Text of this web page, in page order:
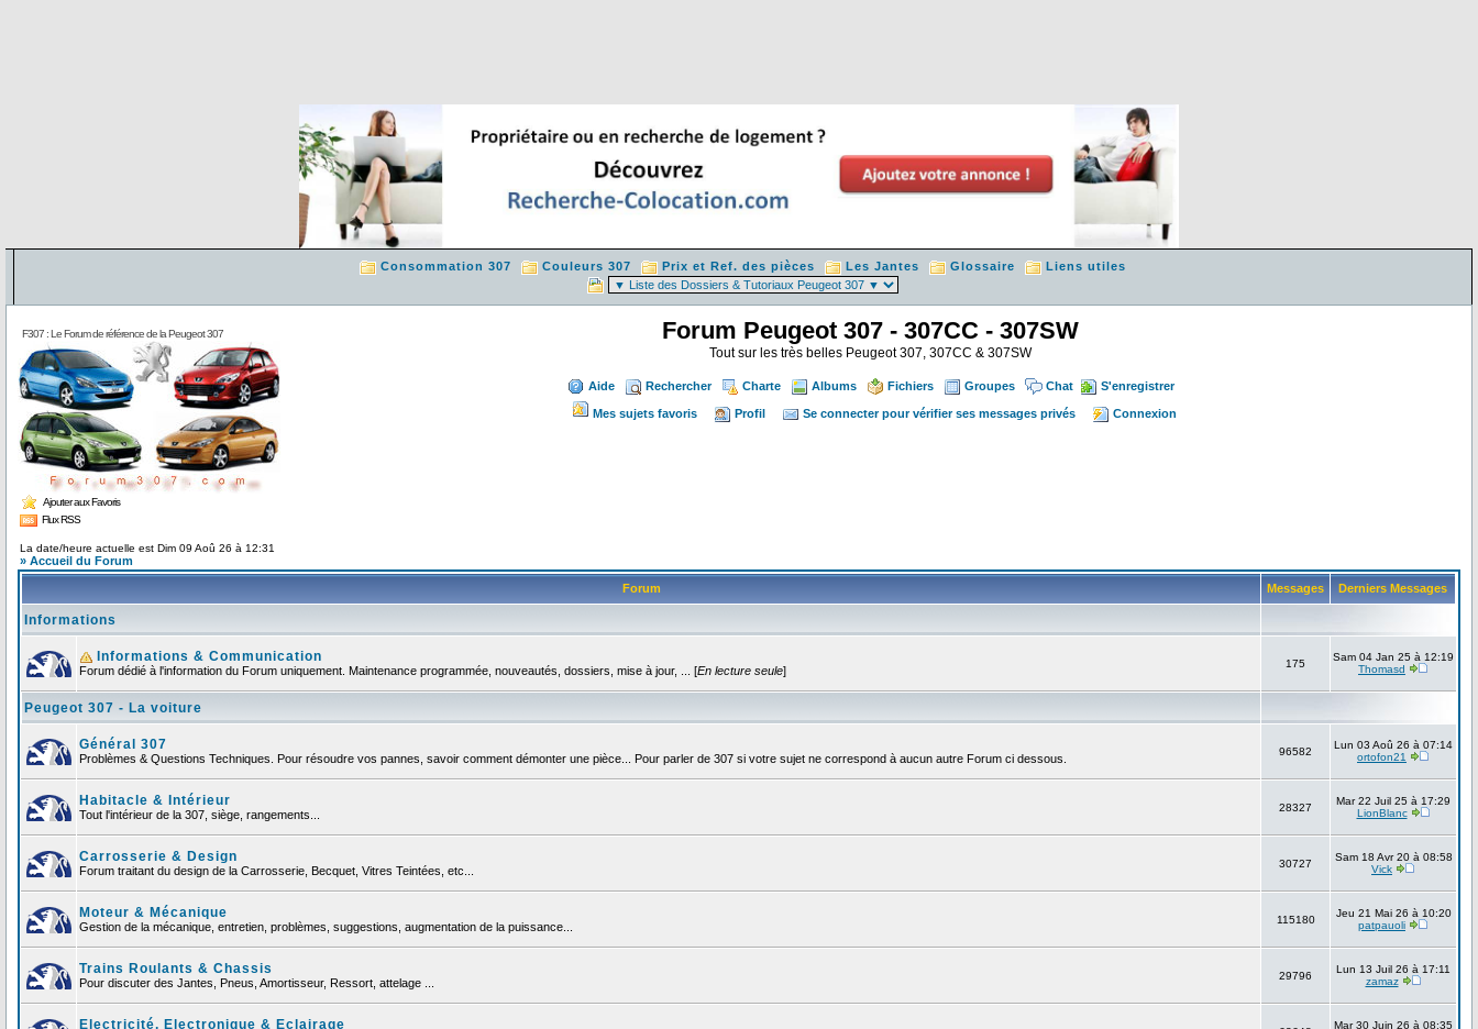
Consommation 307 Couleurs 307 Prix et Ref. des pièces Les Jantes Glossaire Liens utiles
F307 : Le Forum de référence de la Peugeot 307
Ajouter aux Favoris
Flux RSS
Forum Peugeot 307 - 307CC - 307SW
Tout sur les très belles Peugeot 307, 307CC & 307SW
Aide Rechercher Charte Albums Fichiers Groupes Chat S'enregistrer
Mes sujets favoris Profil Se connecter pour vérifier ses messages privés Connexion
La date/heure actuelle est Dim 09 Aoû 26 à 12:31
» Accueil du Forum
Forum Messages Derniers Messages
Informations
Informations & Communication
Forum dédié à l'information du Forum uniquement. Maintenance programmée, nouveautés, dossiers, mise à jour, ... [En lecture seule]
175
Sam 04 Jan 25 à 12:19
Thomasd
Peugeot 307 - La voiture
Général 307
Problèmes & Questions Techniques. Pour résoudre vos pannes, savoir comment démonter une pièce... Pour parler de 307 si votre sujet ne correspond à aucun autre Forum ci dessous.
96582
Lun 03 Aoû 26 à 07:14
ortofon21
Habitacle & Intérieur
Tout l'intérieur de la 307, siège, rangements...
28327
Mar 22 Juil 25 à 17:29
LionBlanc
Carrosserie & Design
Forum traitant du design de la Carrosserie, Becquet, Vitres Teintées, etc...
30727
Sam 18 Avr 20 à 08:58
Vick
Moteur & Mécanique
Gestion de la mécanique, entretien, problèmes, suggestions, augmentation de la puissance...
115180
Jeu 21 Mai 26 à 10:20
patpauoli
Trains Roulants & Chassis
Pour discuter des Jantes, Pneus, Amortisseur, Ressort, attelage ...
29796
Lun 13 Juil 26 à 17:11
zamaz
Electricité, Electronique & Eclairage
Mar 30 Juin 26 à 08:35